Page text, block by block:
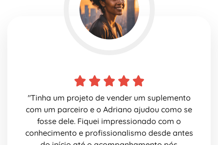
"Tinha um projeto de vender um suplemento
com um parceiro e o Adriano ajudou como se
fosse dele. Fiquei impressionado com o
conhecimento e profissionalismo desde antes